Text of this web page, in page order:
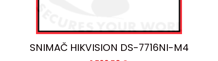
SNIMAČ HIKVISION DS-7716NI-M4